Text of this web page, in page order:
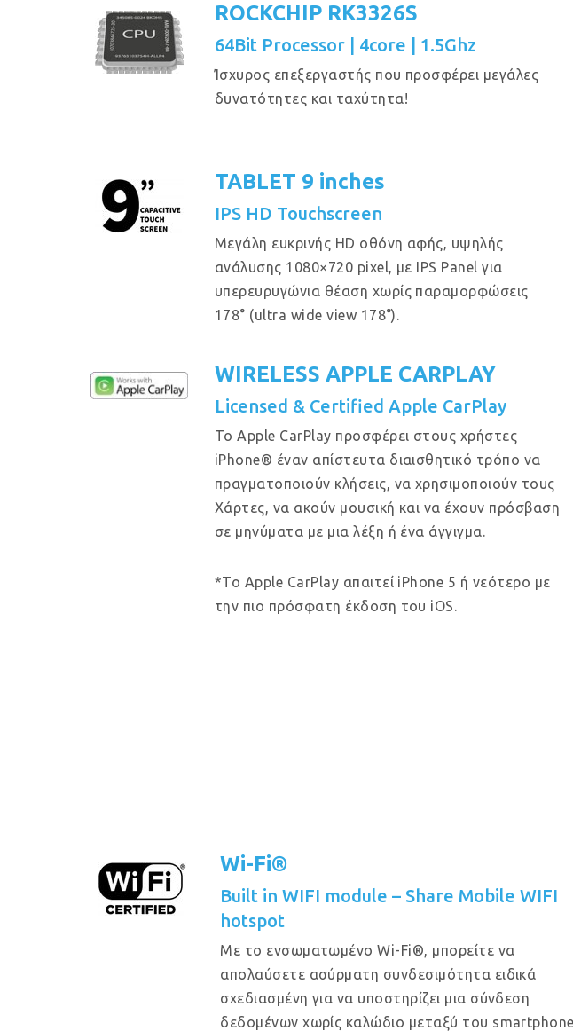
ROCKCHIP RK3326S
64Bit Processor | 4core | 1.5Ghz
Ίσχυρος επεξεργαστής που προσφέρει μεγάλες
δυνατότητες και ταχύτητα!
TABLET 9 inches
IPS HD Touchscreen
Μεγάλη ευκρινής HD οθόνη αφής, υψηλής
ανάλυσης 1080×720 pixel, με IPS Panel για
υπερευρυγώνια θέαση χωρίς παραμορφώσεις
178° (ultra wide view 178°).
WIRELESS APPLE CARPLAY
Licensed & Certified Apple CarPlay
Το Apple CarPlay προσφέρει στους χρήστες
iPhone® έναν απίστευτα διαισθητικό τρόπο να
πραγματοποιούν κλήσεις, να χρησιμοποιούν τους
Χάρτες, να ακούν μουσική και να έχουν πρόσβαση
σε μηνύματα με μια λέξη ή ένα άγγιγμα.
*Το Apple CarPlay απαιτεί iPhone 5 ή νεότερο με
την πιο πρόσφατη έκδοση του iOS.
Wi-Fi®
Built in WIFI module – Share Mobile WIFI
hotspot
Με το ενσωματωμένο Wi-Fi®, μπορείτε να
απολαύσετε ασύρματη συνδεσιμότητα ειδικά
σχεδιασμένη για να υποστηρίζει μια σύνδεση
δεδομένων χωρίς καλώδιο μεταξύ του smartphone